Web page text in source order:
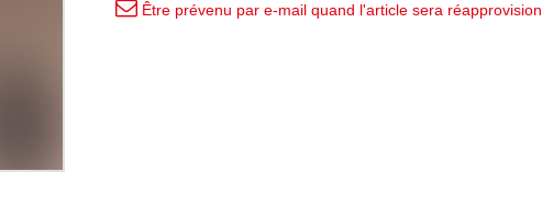
Être prévenu par e-mail quand l'article sera